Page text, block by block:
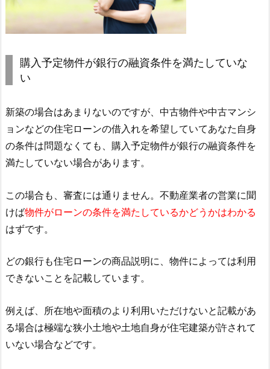
購入予定物件が銀行の融資条件を満たしていな
い
新築の場合はあまりないのですが、中古物件や中古マンシ
ョンなどの住宅ローンの借入れを希望していてあなた自身
の条件は問題なくても、購入予定物件が銀行の融資条件を
満たしていない場合があります。
この場合も、審査には通りません。不動産業者の営業に聞
けば物件がローンの条件を満たしているかどうかはわかる
はずです。
どの銀行も住宅ローンの商品説明に、物件によっては利用
できないことを記載しています。
例えば、所在地や面積のより利用いただけないと記載があ
る場合は極端な狭小土地や土地自身が住宅建築が許されて
いない場合などです。